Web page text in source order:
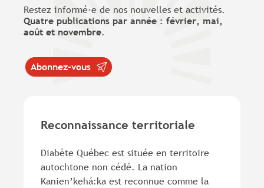
Restez informé·e de nos nouvelles et activités.
Quatre publications par année : février, mai,
août et novembre.
Abonnez-vous
Reconnaissance territoriale
Diabète Québec est située en territoire
autochtone non cédé. La nation
Kanien’kehá:ka est reconnue comme la